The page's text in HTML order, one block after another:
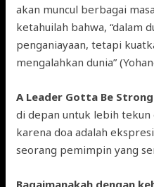
akan muncul berbagai
ketahuilah bahwa, “dalam
penganiayaan, tetapi
mengalahkan dunia”
A Leader Gotta Be
di depan untuk lebih tekun
karena doa adalah
seorang pemimpin yang
Bagaimanakah dengan